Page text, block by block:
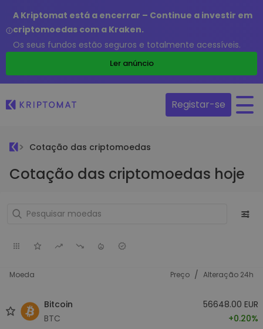
A Kriptomat está a encerrar – Continue a investir em
criptomoedas com a Kraken.
Os seus fundos estão seguros e totalmente acessíveis.
Ler anúncio
Registar-se
Cotação das criptomoedas
Cotação das criptomoedas hoje
Moeda Preço / Alteração 24h
Bitcoin
BTC
56648.00 EUR
+0.20%